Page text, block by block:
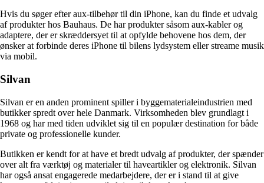
Hvis du søger efter aux-tilbehør til din iPhone, kan du finde et udvalg
af produkter hos Bauhaus. De har produkter såsom aux-kabler og
adaptere, der er skræddersyet til at opfylde behovene hos dem, der
ønsker at forbinde deres iPhone til bilens lydsystem eller streame musik
via mobil.
Silvan
Silvan er en anden prominent spiller i byggematerialeindustrien med
butikker spredt over hele Danmark. Virksomheden blev grundlagt i
1968 og har med tiden udviklet sig til en populær destination for både
private og professionelle kunder.
Butikken er kendt for at have et bredt udvalg af produkter, der spænder
over alt fra værktøj og materialer til haveartikler og elektronik. Silvan
har også ansat engagerede medarbejdere, der er i stand til at give